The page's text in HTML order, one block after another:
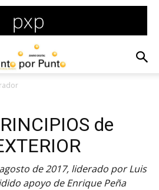
de
de 2017, liderado por Luis
apoyo de Enrique Peña